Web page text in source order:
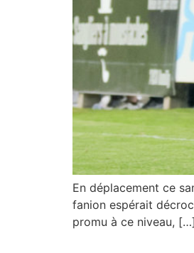
En déplacement ce
fanion espérait
promu à ce niveau, […]